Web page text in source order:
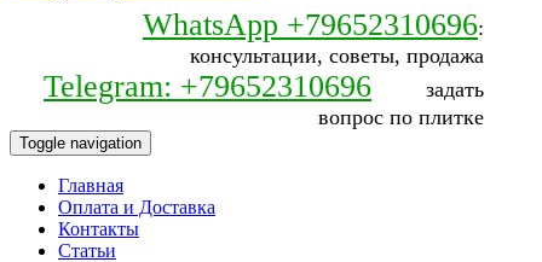
WhatsApp +79652310696:
консультации, советы, продажа
Telegram: +79652310696
задать
вопрос по плитке
Toggle navigation
Главная
Оплата и Доставка
Контакты
Статьи